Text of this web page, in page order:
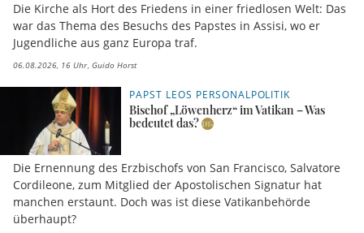
Die Kirche als Hort des Friedens in einer friedlosen Welt: Das
war das Thema des Besuchs des Papstes in Assisi, wo er
Jugendliche aus ganz Europa traf.
06.08.2026, 16 Uhr Guido Horst
PAPST LEOS PERSONALPOLITIK
Bischof „Löwenherz“ im Vatikan – Was
bedeutet das?
Die Ernennung des Erzbischofs von San Francisco, Salvatore
Cordileone, zum Mitglied der Apostolischen Signatur hat
manchen erstaunt. Doch was ist diese Vatikanbehörde
überhaupt?